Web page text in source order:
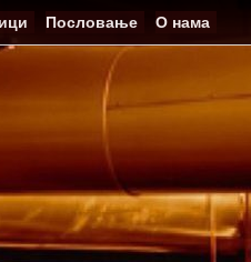
Пословање О нама